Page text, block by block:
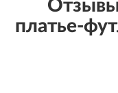
платье-